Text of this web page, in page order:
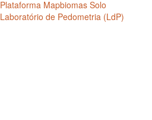
Plataforma Mapbiomas Solo
Laboratório de Pedometria (LdP)